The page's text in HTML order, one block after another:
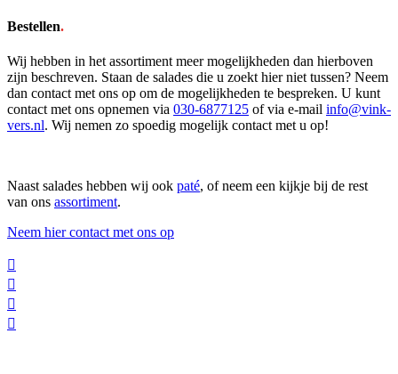
Bestellen.
Wij hebben in het assortiment meer mogelijkheden dan hierboven
zijn beschreven. Staan de salades die u zoekt hier niet tussen? Neem
dan contact met ons op om de mogelijkheden te bespreken. U kunt
contact met ons opnemen via 030-6877125 of via e-mail info@vink-
vers.nl. Wij nemen zo spoedig mogelijk contact met u op!
Naast salades hebben wij ook paté, of neem een kijkje bij de rest
van ons assortiment.
Neem hier contact met ons op